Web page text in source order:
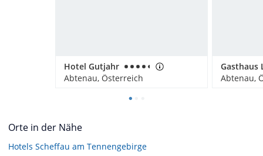
Hotel Gutjahr
Abtenau, Österreich
Abtenau,
Orte in der Nähe
Hotels Scheffau am Tennengebirge